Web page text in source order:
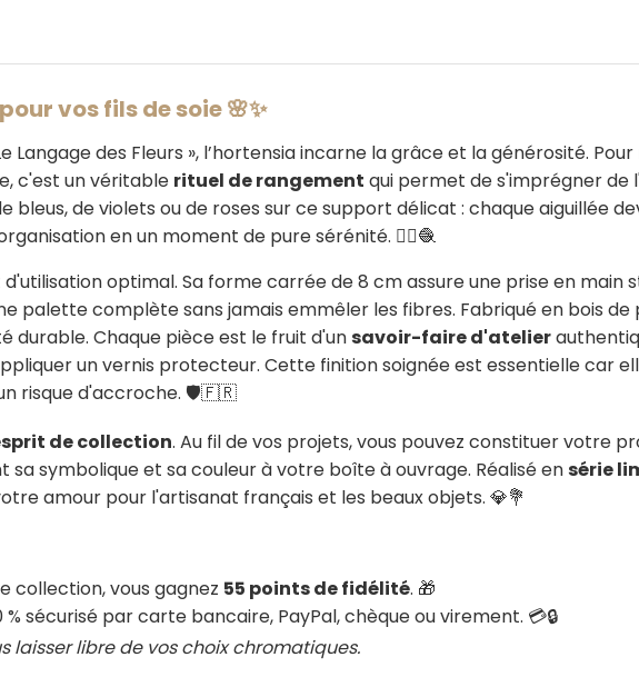
vos fils de soie 🌸✨
Langage des Fleurs », l’hortensia incarne la grâce et la générosité.
c'est un véritable rituel de rangement qui permet de s'imprégner de
bleus, de violets ou de roses sur ce support délicat : chaque aiguillée
en un moment de pure sérénité. 🧘‍♀️🧶
optimal. Sa forme carrée de 8 cm assure une prise en main
palette complète sans jamais emmêler les fibres. Fabriqué en bois de
durable. Chaque pièce est le fruit d'unsavoir-faire d'atelier
un vernis protecteur. Cette finition soignée est essentielle car
risque d'accroche. 🛡️🇫🇷
de collection. Au fil de vos projets, vous pouvez constituer votre
symbolique et sa couleur à votre boîte à ouvrage. Réalisé ensérie
amour pour l'artisanat français et les beaux objets. 💎💐
collection, vous gagnez 55 points de fidélité. 🎁
% sécurisé par carte bancaire, PayPal, chèque ou virement. 💳🔒
laisser libre de vos choix chromatiques.